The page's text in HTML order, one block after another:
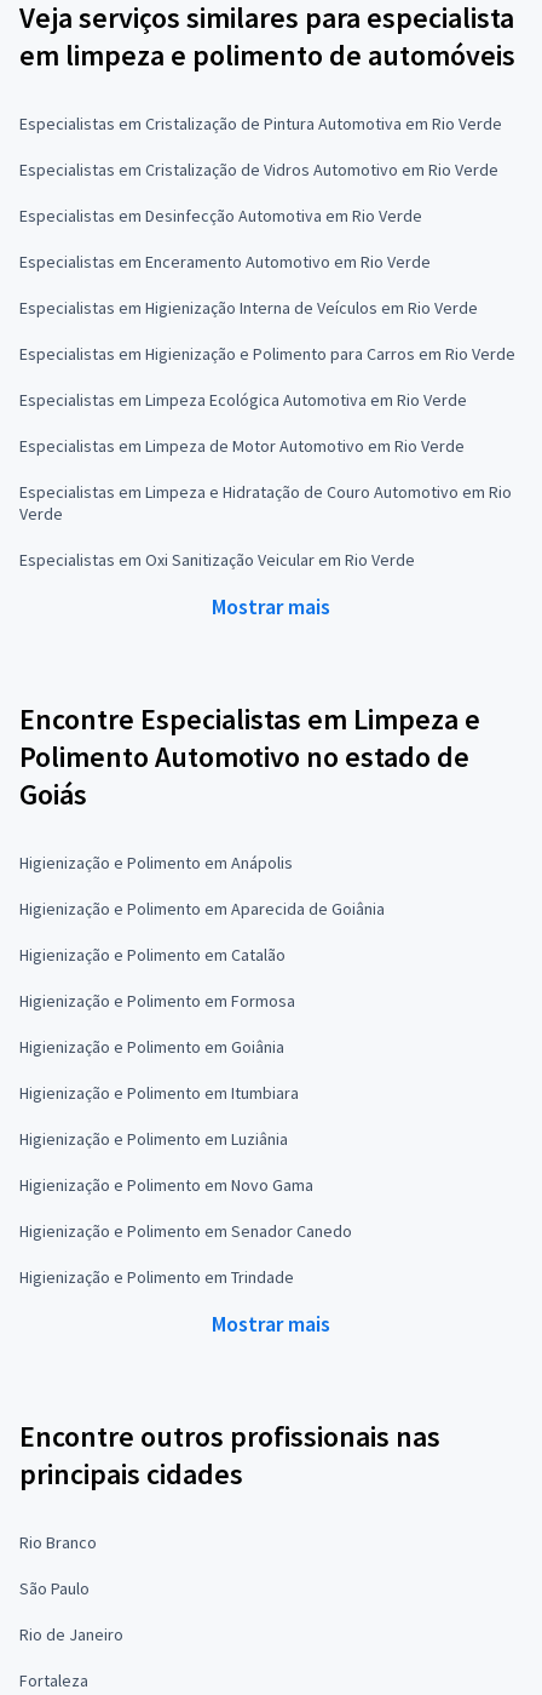
Veja serviços similares para especialista
em limpeza e polimento de automóveis
Especialistas em Cristalização de Pintura Automotiva em Rio Verde
Especialistas em Cristalização de Vidros Automotivo em Rio Verde
Especialistas em Desinfecção Automotiva em Rio Verde
Especialistas em Enceramento Automotivo em Rio Verde
Especialistas em Higienização Interna de Veículos em Rio Verde
Especialistas em Higienização e Polimento para Carros em Rio Verde
Especialistas em Limpeza Ecológica Automotiva em Rio Verde
Especialistas em Limpeza de Motor Automotivo em Rio Verde
Especialistas em Limpeza e Hidratação de Couro Automotivo em Rio
Verde
Especialistas em Oxi Sanitização Veicular em Rio Verde
Mostrar mais
Encontre Especialistas em Limpeza e
Polimento Automotivo no estado de
Goiás
Higienização e Polimento em Anápolis
Higienização e Polimento em Aparecida de Goiânia
Higienização e Polimento em Catalão
Higienização e Polimento em Formosa
Higienização e Polimento em Goiânia
Higienização e Polimento em Itumbiara
Higienização e Polimento em Luziânia
Higienização e Polimento em Novo Gama
Higienização e Polimento em Senador Canedo
Higienização e Polimento em Trindade
Mostrar mais
Encontre outros profissionais nas
principais cidades
Rio Branco
São Paulo
Rio de Janeiro
Fortaleza